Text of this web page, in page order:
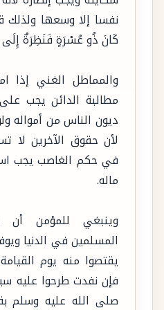
نفسا إلا وسعها ولذلك
كَانَ ذُو عُسْرَةٍ فَنَظِرَةٌ
والمماطل الغني إذا
مطالبة الدائن يجب
ديون الناس من أمواله
لأن حقوق الآخرين لا
في حكم الغاصب يجب
ماله.
وينبغي للمؤمن
المسلمين في الدنيا
يقتصوا منه يوم
فإن نفدت طرحوا عليه
صلى الله عليه وسلم